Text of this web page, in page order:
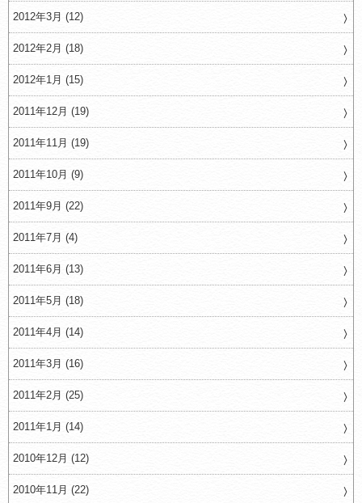
2012年3月 (12)
2012年2月 (18)
2012年1月 (15)
2011年12月 (19)
2011年11月 (19)
2011年10月 (9)
2011年9月 (22)
2011年7月 (4)
2011年6月 (13)
2011年5月 (18)
2011年4月 (14)
2011年3月 (16)
2011年2月 (25)
2011年1月 (14)
2010年12月 (12)
2010年11月 (22)